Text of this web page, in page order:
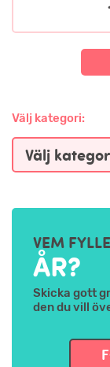
Välj kategori:
VEM
ÅR?
Skicka gott
den du vill